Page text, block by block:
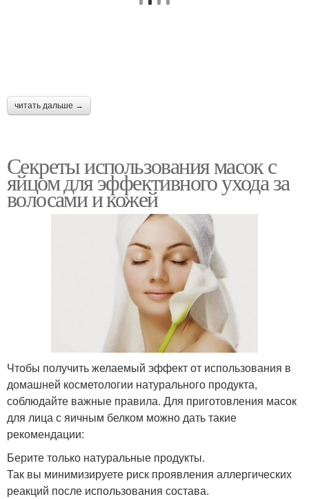
читать дальше →
Секреты использования масок с
яйцом для эффективного ухода за
волосами и кожей
Чтобы получить желаемый эффект от использования в
домашней косметологии натурального продукта,
соблюдайте важные правила. Для приготовления масок
для лица с яичным белком можно дать такие
рекомендации:
Берите только натуральные продукты.
Так вы минимизируете риск проявления аллергических
реакций после использования состава.